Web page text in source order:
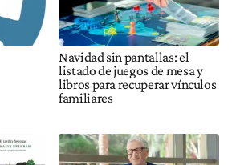
Navidad sin pantallas: el
listado de juegos de mesa y
libros para recuperar vínculos
familiares